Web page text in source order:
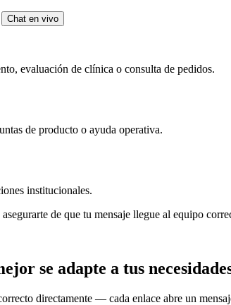
Chat en vivo
evaluación de clínica o consulta de pedidos.
de producto o ayuda operativa.
institucionales.
de que tu mensaje llegue al equipo
se adapte a tus
directamente — cada enlace abre un